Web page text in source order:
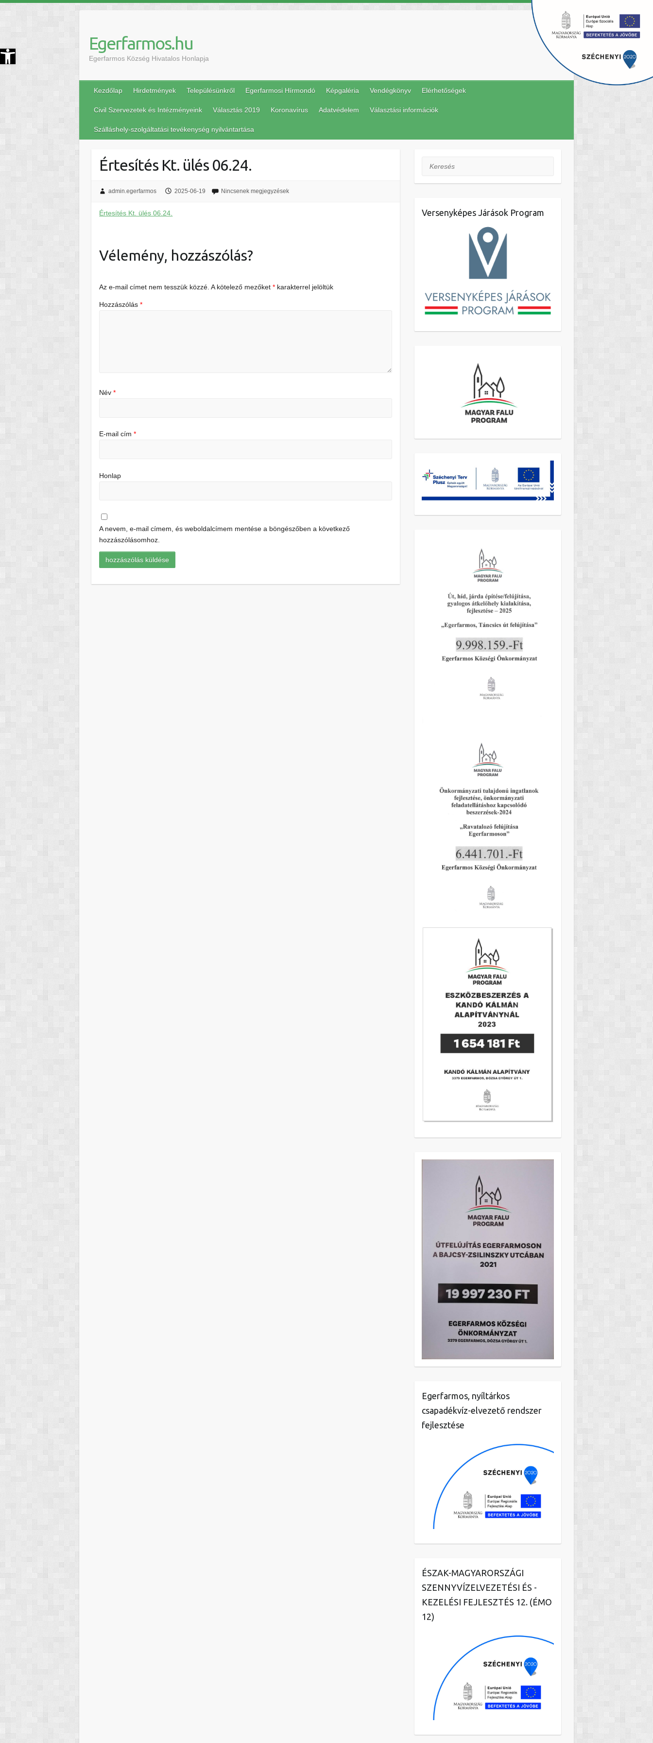
Eszköztár megnyitása Egerfarmos.hu
Egerfarmos Község Hivatalos Honlapja
Kezdőlap Hirdetmények Településünkről Egerfarmosi Hírmondó Képgaléria Vendégkönyv Elérhetőségek
Civil Szervezetek és Intézményeink Választás 2019 Koronavírus Adatvédelem Választási információk
Szálláshely-szolgáltatási tevékenység nyilvántartása
Értesítés Kt. ülés 06.24.
admin.egerfarmos 2025-06-19 Nincsenek megjegyzések
Értesítés Kt. ülés 06.24.
Vélemény, hozzászólás?
Az e-mail címet nem tesszük közzé. A kötelező mezőket* karakterrel jelöltük
Hozzászólás*
Név*
E-mail cím*
Honlap
A nevem, e-mail címem, és weboldalcímem mentése a böngészőben a következő
hozzászólásomhoz.
Keresés
Versenyképes Járások Program
Egerfarmos, nyíltárkos
csapadékvíz-elvezető rendszer
fejlesztése
ÉSZAK-MAGYARORSZÁGI
SZENNYVÍZELVEZETÉSI ÉS -
KEZELÉSI FEJLESZTÉS 12. (ÉMO
12)